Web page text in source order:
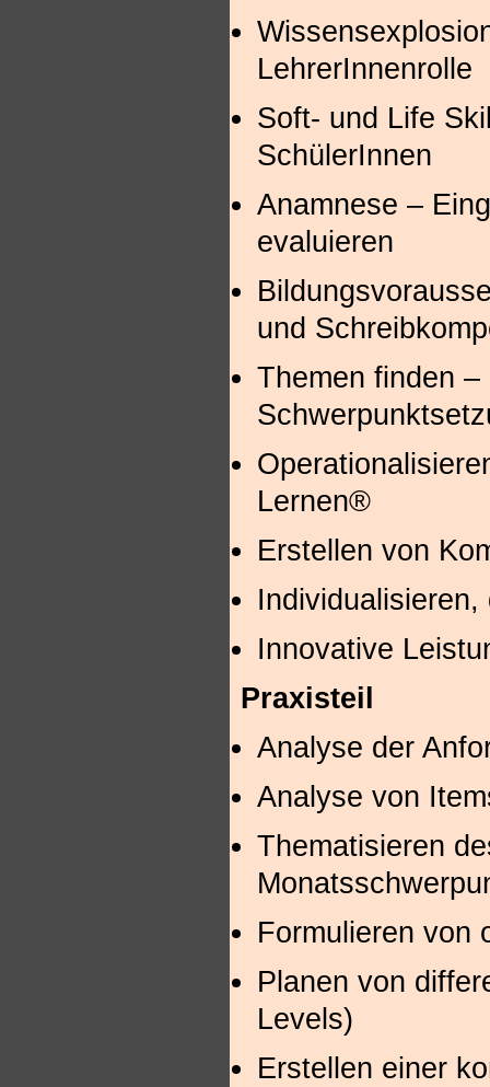
LehrerInnenrolle
Soft- und Life
SchülerInnen
Anamnese –
evaluieren
und
Themen finden
Lernen®
Erstellen von
Innovative
Praxisteil
Analyse der
Analyse von
Thematisieren
Formulieren von
Planen von
Levels)
Erstellen einer